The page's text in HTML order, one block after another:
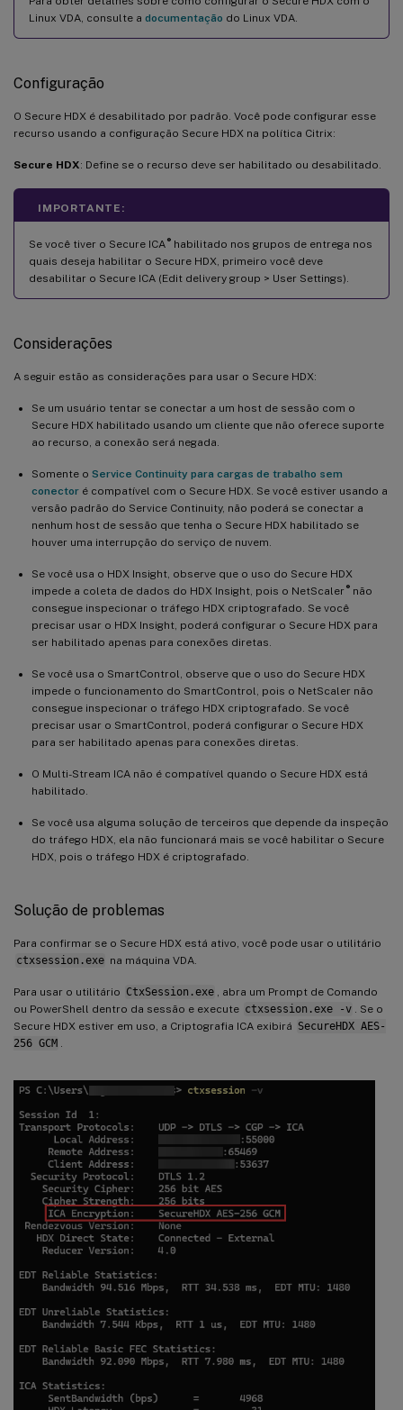
Linux VDA, consulte a documentação do Linux VDA.
Configuração
O Secure HDX é desabilitado por padrão. Você pode configurar esse
recurso usando a configuração Secure HDX na política Citrix:
Secure HDX: Define se o recurso deve ser habilitado ou desabilitado.
IMPORTANTE:
Se você tiver o Secure ICA ®habilitado nos grupos de entrega nos
quais deseja habilitar o Secure HDX, primeiro você deve
desabilitar o Secure ICA (Edit delivery group > User Settings).
Considerações
A seguir estão as considerações para usar o Secure HDX:
Se um usuário tentar se conectar a um host de sessão com o
Secure HDX habilitado usando um cliente que não oferece suporte
ao recurso, a conexão será negada.
Somente o Service Continuity para cargas de trabalho sem
conector é compatível com o Secure HDX. Se você estiver usando a
versão padrão do Service Continuity, não poderá se conectar a
nenhum host de sessão que tenha o Secure HDX habilitado se
houver uma interrupção do serviço de nuvem.
Se você usa o HDX Insight, observe que o uso do Secure HDX
impede a coleta de dados do HDX Insight, pois o NetScaler ®não
consegue inspecionar o tráfego HDX criptografado. Se você
precisar usar o HDX Insight, poderá configurar o Secure HDX para
ser habilitado apenas para conexões diretas.
Se você usa o SmartControl, observe que o uso do Secure HDX
impede o funcionamento do SmartControl, pois o NetScaler não
consegue inspecionar o tráfego HDX criptografado. Se você
precisar usar o SmartControl, poderá configurar o Secure HDX
para ser habilitado apenas para conexões diretas.
O Multi-Stream ICA não é compatível quando o Secure HDX está
habilitado.
Se você usa alguma solução de terceiros que depende da inspeção
do tráfego HDX, ela não funcionará mais se você habilitar o Secure
HDX, pois o tráfego HDX é criptografado.
Solução de problemas
Para confirmar se o Secure HDX está ativo, você pode usar o utilitário
ctxsession.exe na máquina VDA.
Para usar o utilitário CtxSession.exe
, abra um Prompt de Comando
ou PowerShell dentro da sessão e execute ctxsession.exe -v
. Se o
Secure HDX estiver em uso, a Criptografia ICA exibirá SecureHDX AES-
256 GCM